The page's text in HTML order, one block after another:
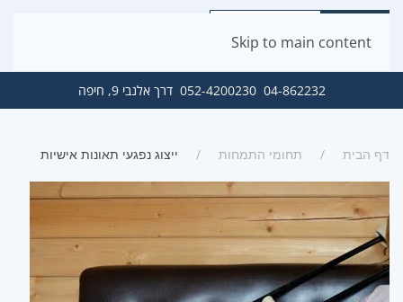
Skip to main content
04-862232
052-4200230 דרך אלנבי 9, חיפה
דף הבית תחומי התמחות ייצוג נפגעי תאונות אישיות